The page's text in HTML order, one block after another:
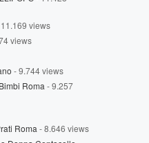
views
views
- 9.744 views
Roma - 9.257
Roma - 8.646 views